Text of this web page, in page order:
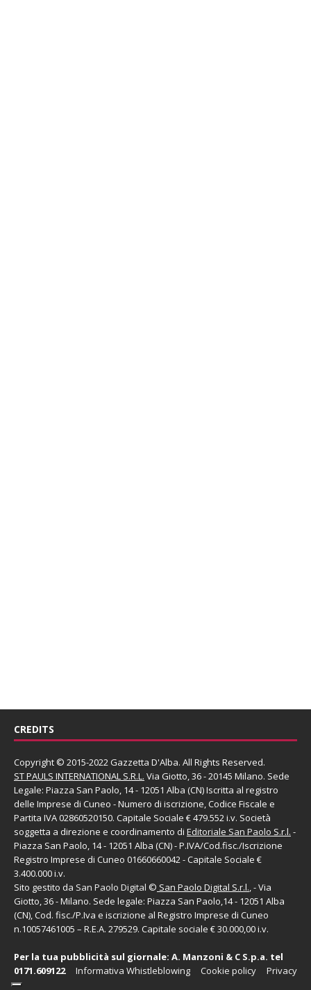
CREDITS
Copyright © 2015-2022 Gazzetta D'Alba. All Rights Reserved.
ST PAULS INTERNATIONAL S.R.L. Via Giotto, 36 - 20145 Milano. Sede
Legale: Piazza San Paolo, 14 - 12051 Alba (CN) Iscritta al registro
delle Imprese di Cuneo - Numero di iscrizione, Codice Fiscale e
Partita IVA 02860520150. Capitale Sociale € 479.552 i.v. Società
soggetta a direzione e coordinamento di Editoriale San Paolo S.r.l. -
Piazza San Paolo, 14 - 12051 Alba (CN) - P.IVA/Cod.fisc./Iscrizione
Registro Imprese di Cuneo 01660660042 - Capitale Sociale €
3.400.000 i.v.
Sito gestito da San Paolo Digital © San Paolo Digital S.r.l., - Via
Giotto, 36 - Milano. Sede legale: Piazza San Paolo,14 - 12051 Alba
(CN), Cod. fisc./P.Iva e iscrizione al Registro Imprese di Cuneo
n.10057461005 – R.E.A. 279529. Capitale sociale € 30.000,00 i.v.
Per la tua pubblicità sul giornale: A. Manzoni & C S.p.a. tel
0171.609122
Privacy
Cookie policy
Informativa Whistleblowing